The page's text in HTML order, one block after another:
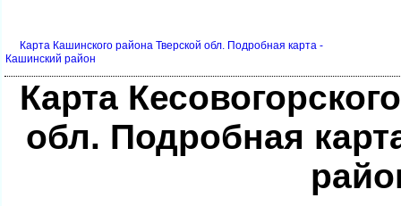
Карта Кашинского района Тверской обл. Подробная карта -
Кашинский район
Карта
обл. Подробная